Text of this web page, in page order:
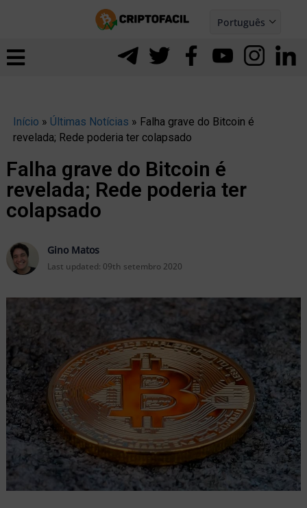
Português
Español
Início » Últimas Notícias » Falha grave do Bitcoin é
revelada; Rede poderia ter colapsado
Falha grave do Bitcoin é
revelada; Rede poderia ter
colapsado
Gino Matos
Last updated: 09th setembro 2020